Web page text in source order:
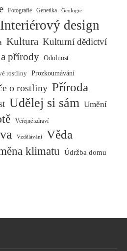
Fotografie Genetika Geologie
Interiérový design
Kultura Kulturní dědictví
přírody Odolnost
rostliny Prozkoumávání
o rostliny Příroda
Udělej si sám Umění
Veřejné zdraví
Vzdělávání Věda
klimatu Údržba domu